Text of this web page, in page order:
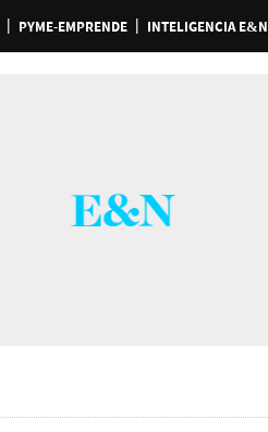
PYME-EMPRENDE INTELIGENCIA E&N